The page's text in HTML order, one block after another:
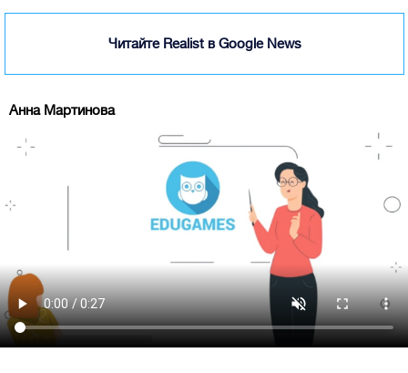
Читайте Realist в Google News
Анна Мартинова